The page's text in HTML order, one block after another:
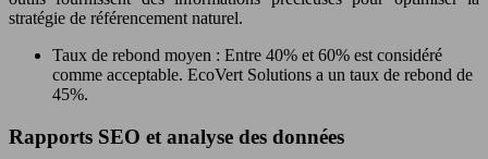
stratégie de référencement naturel.
Taux de rebond moyen : Entre 40% et 60% est considéré
comme acceptable. EcoVert Solutions a un taux de rebond de
45%.
Rapports SEO et analyse des données